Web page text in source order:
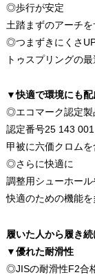
◎歩行が安定
土踏まずのアーチ
◎つまずきにくさ
トゥスプリングの
▼快適で環境にも配
◎エコマーク認定製
認定番号25 143
甲被に六価クロム
◎さらに快適に
調整用シューホー
快適のための機能を
履いた人から履き
▼優れた耐滑性
◎JISの耐滑性F2合